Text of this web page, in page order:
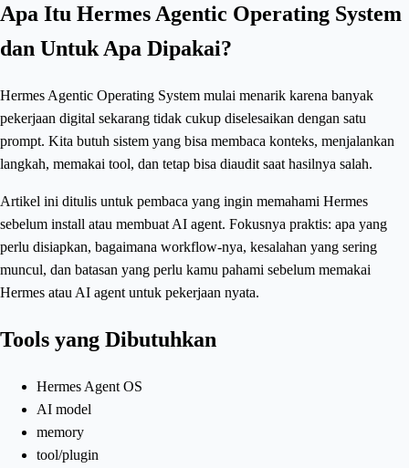
Apa Itu Hermes Agentic Operating System
dan Untuk Apa Dipakai?
Hermes Agentic Operating System mulai menarik karena banyak
pekerjaan digital sekarang tidak cukup diselesaikan dengan satu
prompt. Kita butuh sistem yang bisa membaca konteks, menjalankan
langkah, memakai tool, dan tetap bisa diaudit saat hasilnya salah.
Artikel ini ditulis untuk pembaca yang ingin memahami Hermes
sebelum install atau membuat AI agent. Fokusnya praktis: apa yang
perlu disiapkan, bagaimana workflow-nya, kesalahan yang sering
muncul, dan batasan yang perlu kamu pahami sebelum memakai
Hermes atau AI agent untuk pekerjaan nyata.
Tools yang Dibutuhkan
Hermes Agent OS
AI model
memory
tool/plugin